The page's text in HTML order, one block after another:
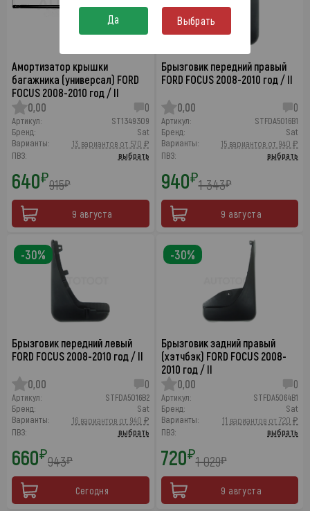
Амортизатор крышки
багажника (универсал) FORD
FOCUS 2008-2010 год / II
0,00
0
Артикул:
ST1349309
Бренд:
Sat
Варианты:
13 вариантов от 570 ₽
ПВЗ:
выбрать
640₽915₽
9 августа
Брызговик передний правый
FORD FOCUS 2008-2010 год / II
0,00 0
Артикул:
STFDA5016B1
Бренд:
Sat
Варианты:
15 вариантов от 940 ₽
ПВЗ:
выбрать
940₽1 343₽
9 августа
Брызговик передний левый
FORD FOCUS 2008-2010 год / II
0,00 0
Артикул:
STFDA5016B2
Бренд:
Sat
Варианты:
16 вариантов от 940 ₽
ПВЗ:
выбрать
660₽943₽
Сегодня
-30%
Брызговик задний правый
(хэтчбэк) FORD FOCUS 2008-
2010 год / II
0,00
0
Артикул:
STFDA5064B1
Бренд:
Sat
Варианты:
11 вариантов от 720 ₽
ПВЗ:
выбрать
720₽1 029₽
9 августа
-30%
Да Выбрать